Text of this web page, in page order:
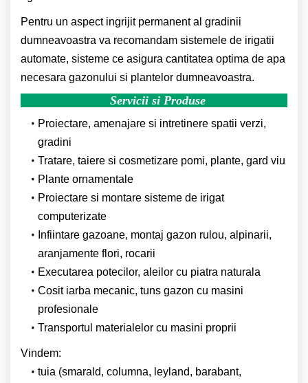
Pentru un aspect ingrijit permanent al gradinii
dumneavoastra va recomandam sistemele de irigatii
automate, sisteme ce asigura cantitatea optima de apa
necesara gazonului si plantelor dumneavoastra.
Servicii si Produse
Proiectare, amenajare si intretinere spatii verzi,
gradini
Tratare, taiere si cosmetizare pomi, plante, gard viu
Plante ornamentale
Proiectare si montare sisteme de irigat
computerizate
Infiintare gazoane, montaj gazon rulou, alpinarii,
aranjamente flori, rocarii
Executarea potecilor, aleilor cu piatra naturala
Cosit iarba mecanic, tuns gazon cu masini
profesionale
Transportul materialelor cu masini proprii
Vindem:
tuia (smarald, columna, leyland, barabant,